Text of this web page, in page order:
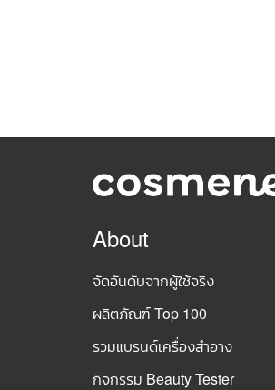
About
จัดอันดับจากผู้ใช้จริง
ผลิตภัณฑ์ Top 100
รวมแบรนด์เครื่องสำอาง
กิจกรรม Beauty Tester